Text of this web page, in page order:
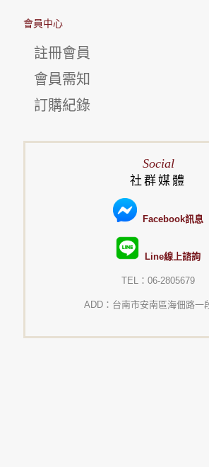
會員中心
註冊會員
會員需知
訂購紀錄
Social
社群媒體
Facebook訊息
Line線上諮詢
TEL：06-2805679
ADD：台南市安南區海佃路一